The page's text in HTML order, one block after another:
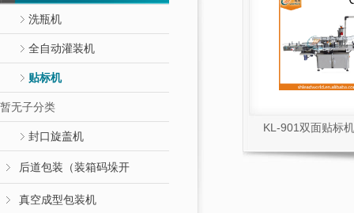
洗瓶机
全自动灌装机
贴标机
暂无子分类
封口旋盖机
后道包装（装箱码垛开
真空成型包装机
KL-901双面贴标